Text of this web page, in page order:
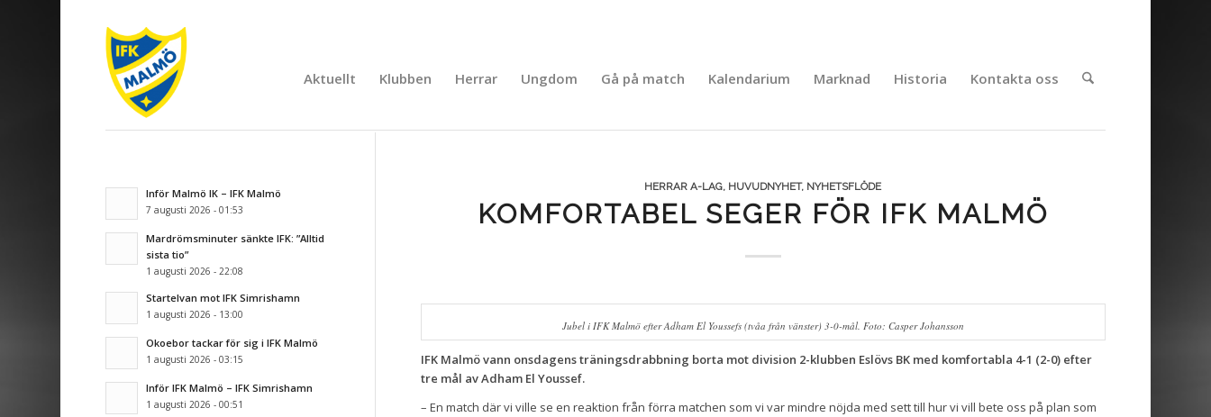
Aktuellt Klubben Herrar Ungdom Gå på match Kalendarium Marknad Historia Kontakta oss
HERRAR A-LAG, HUVUDNYHET, NYHETSFLÖDE
KOMFORTABEL SEGER FÖR IFK MALMÖ
Jubel i IFK Malmö efter Adham El Youssefs (tvåa från vänster) 3-0-mål. Foto: Casper Johansson
IFK Malmö vann onsdagens träningsdrabbning borta mot division 2-klubben Eslövs BK med komfortabla 4-1 (2-0) efter
tre mål av Adham El Youssef.
– En match där vi ville se en reaktion från förra matchen som vi var mindre nöjda med sett till hur vi vill bete oss på plan som
Inför Malmö IK – IFK Malmö
7 augusti 2026 - 01:53
Mardrömsminuter sänkte IFK: ”Alltid
sista tio”
1 augusti 2026 - 22:08
Startelvan mot IFK Simrishamn
1 augusti 2026 - 13:00
Okoebor tackar för sig i IFK Malmö
1 augusti 2026 - 03:15
Inför IFK Malmö – IFK Simrishamn
1 augusti 2026 - 00:51